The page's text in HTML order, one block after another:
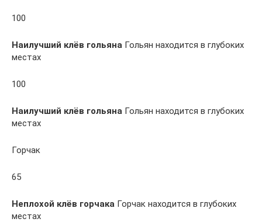
100
Наилучший клёв гольяна Гольян находится в глубоких
местах
100
Наилучший клёв гольяна Гольян находится в глубоких
местах
Горчак
65
Неплохой клёв горчака Горчак находится в глубоких
местах